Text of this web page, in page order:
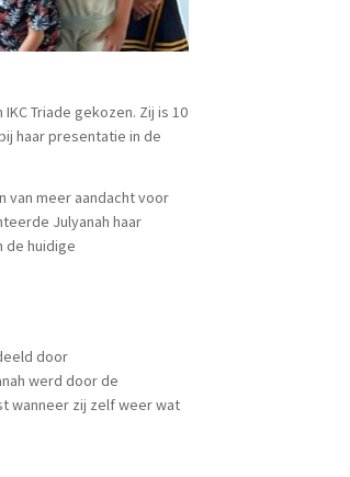
Triade gekozen. Zij is 10
haar presentatie in de
van meer aandacht voor
Julyanah haar
de huidige
door
werd door de
wanneer zij zelf weer wat